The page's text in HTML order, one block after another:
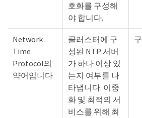
호화를 구성해
야 합니다.
Network
Time
Protocol의
약어입니다
클러스터에 구
성된 NTP 서버
가 하나 이상 있
는지 여부를 나
타냅니다. 이중
화 및 최적의 서
비스를 위해 최